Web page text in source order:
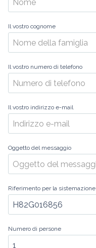
Il vostro cognome
Il vostro numero di telefono
Il vostro indirizzo e-mail
Oggetto del messaggio
Riferimento per la sistemazione
Numero di persone